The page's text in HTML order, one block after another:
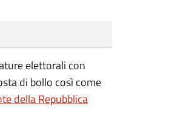
elettorali con
di bollo così come
della Repubblica